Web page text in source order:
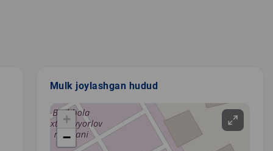
Mulk joylashgan hudud
+
−